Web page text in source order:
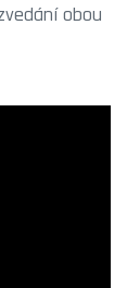
obou